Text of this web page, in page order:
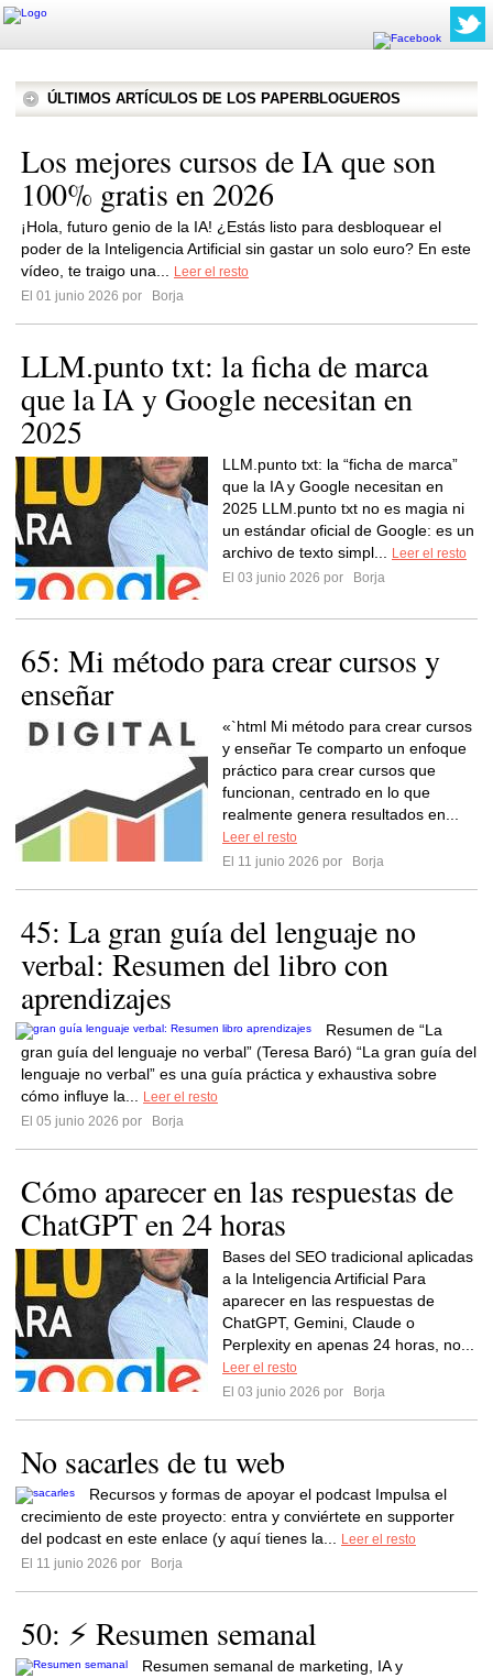
ÚLTIMOS ARTÍCULOS DE LOS PAPERBLOGUEROS
Los mejores cursos de IA que son
100% gratis en 2026
¡Hola, futuro genio de la IA! ¿Estás listo para desbloquear el
poder de la Inteligencia Artificial sin gastar un solo euro? En este
vídeo, te traigo una...
Leer el resto
El 01 junio 2026 por
Borja
LLM.punto txt: la ficha de marca
que la IA y Google necesitan en
2025
LLM.punto txt: la “ficha de marca”
que la IA y Google necesitan en
2025 LLM.punto txt no es magia ni
un estándar oficial de Google: es un
archivo de texto simpl...
Leer el resto
El 03 junio 2026 por
Borja
65: Mi método para crear cursos y
enseñar
«`html Mi método para crear cursos
y enseñar Te comparto un enfoque
práctico para crear cursos que
funcionan, centrado en lo que
realmente genera resultados en...
Leer el resto
El 11 junio 2026 por
Borja
45: La gran guía del lenguaje no
verbal: Resumen del libro con
aprendizajes
Resumen de “La
gran guía del lenguaje no verbal” (Teresa Baró) “La gran guía del
lenguaje no verbal” es una guía práctica y exhaustiva sobre
cómo influye la...
Leer el resto
El 05 junio 2026 por
Borja
Cómo aparecer en las respuestas de
ChatGPT en 24 horas
Bases del SEO tradicional aplicadas
a la Inteligencia Artificial Para
aparecer en las respuestas de
ChatGPT, Gemini, Claude o
Perplexity en apenas 24 horas, no...
Leer el resto
El 03 junio 2026 por
Borja
No sacarles de tu web
Recursos y formas de apoyar el podcast Impulsa el
crecimiento de este proyecto: entra y conviértete en supporter
del podcast en este enlace (y aquí tienes la...
Leer el resto
El 11 junio 2026 por
Borja
50: ⚡️ Resumen semanal
Resumen semanal de marketing, IA y